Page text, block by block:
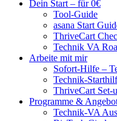
Dein Start – für 0€
Tool-Guide
asana Start
ThriveCart
Technik VA
Arbeite mit mir
Sofort-Hilfe –
Technik-
ThriveCart Set-
Programme &
Technik-VA